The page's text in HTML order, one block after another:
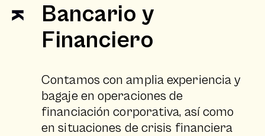
Bancario y
Financiero
Contamos con amplia experiencia y
bagaje en operaciones de
financiación corporativa, así como
en situaciones de crisis financiera